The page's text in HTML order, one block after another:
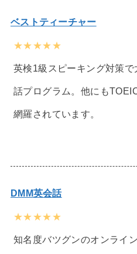
ベストティーチャー
★★★★★
英検1級スピーキング対策
話プログラム。他にも
網羅されています。
DMM英会話
★★★★★
知名度バツグンのオンライ